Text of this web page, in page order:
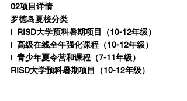
02项目详情
罗德岛夏校分类
l RISD大学预科暑期项目（10-12年级）
l 高级在线全年强化课程（10-12年级）
l 青少年夏令营和课程（7-11年级）
RISD大学预科暑期项目（10-12年级）